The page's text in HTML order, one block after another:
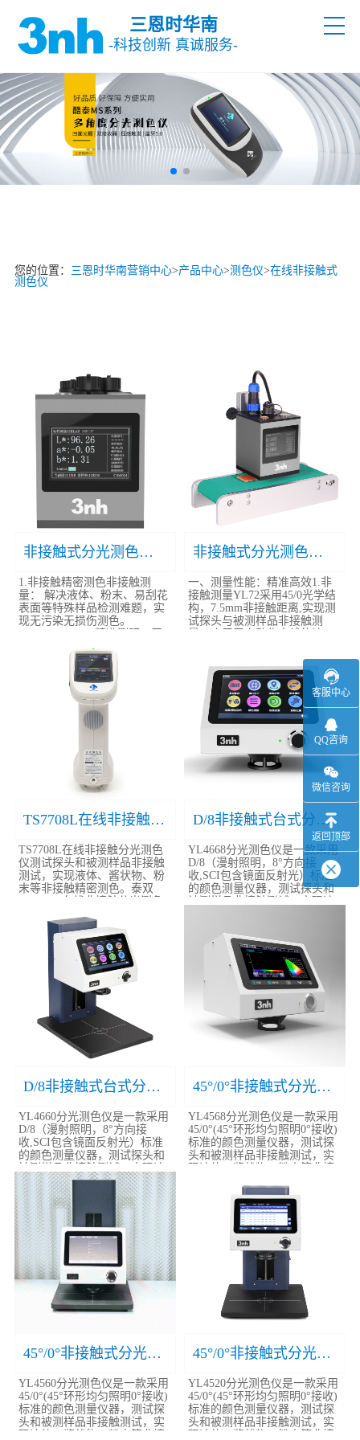
三恩时华南
-科技创新 真诚服务-
您的位置： 三恩时华南营销中心>产品中心>测色仪>在线非接触式
测色仪
非接触式分光测色仪YL70
1.非接触精密测色非接触测
量： 解决液体、粉末、易刮花
表面等特殊样品检测难题，实
现无污染无损伤测色。
样品厚度限制，适配自动化..
非接触式分光测色仪YL72
一、测量性能：精准高效1.非
接触测量YL72采用45/0光学结
构，7.5mm非接触距离,实现测
试探头与被测样品非接触测
TS7708L在线非接触分光测色仪
TS7708L在线非接触分光测色
仪测试探头和被测样品非接触
测试，实现液体、酱状物、粉
末等非接触精密测色。泰双
TS7708L在线非接触分光测色
D/8非接触式台式分光测色仪YL4668
YL4668分光测色仪是一款采用
D/8（漫射照明，8°方向接
收,SCI包含镜面反射光）标准
的颜色测量仪器，测试探头和
被测样品非接触测试，实现液
D/8非接触式台式分光测色仪YL4660
YL4660分光测色仪是一款采用
D/8（漫射照明，8°方向接
收,SCI包含镜面反射光）标准
的颜色测量仪器，测试探头和
被测样品非接触测试，实现液
体、酱状物、粉末等..
45°/0°非接触式分光测色仪YL4568
YL4568分光测色仪是一款采用
45/0°(45°环形均匀照明0°接收)
标准的颜色测量仪器，测试探
头和被测样品非接触测试，实
现液体、酱状物、粉末等非接
45°/0°非接触式分光测色仪YL4560
YL4560分光测色仪是一款采用
45/0°(45°环形均匀照明0°接收)
标准的颜色测量仪器，测试探
头和被测样品非接触测试，实
现液体、酱状物、粉末等非接
45°/0°非接触式分光测色仪YL4520
YL4520分光测色仪是一款采用
45/0°(45°环形均匀照明0°接收)
标准的颜色测量仪器，测试探
头和被测样品非接触测试，实
现液体、酱状物、粉末等非接
客服中心
QQ咨询
微信咨询
返回顶部